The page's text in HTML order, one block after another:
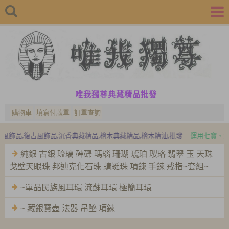
唯我獨尊典藏精品批發
購物車 填寫付款單 訂單查詢
泊爾飾品,吉普賽飾品,波希米亞風飾品 民族風飾品,復古風飾品,沉香典藏
純銀 古銀 琉璃 硨磲 瑪瑙 珊瑚 琥珀 瓔珞 翡翠 玉 天珠
戈壁天眼珠 邦迪克化石珠 蜻蜓珠 項鍊 手鍊 戒指~套組~
~單品民族風耳環 流蘇耳環 極簡耳環
~ 藏銀寶壺 法器 吊墜 項鍊